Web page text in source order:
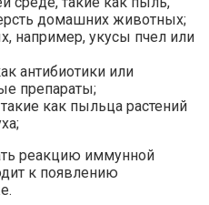
домашних животных;
например, укусы пчел или
антибиотики или
препараты;
как пыльца растений
реакцию иммунной
к появлению